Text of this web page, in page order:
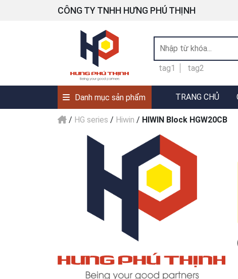
CÔNG TY TNHH HƯNG PHÚ THỊNH
tag1 tag2
Danh mục sản phẩm TRANG CHỦ
/ HG series / Hiwin / HIWIN Block HGW20CB